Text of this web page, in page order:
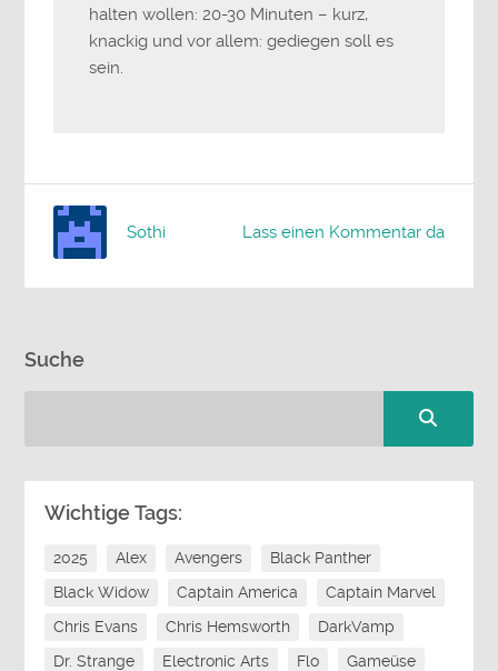
halten wollen: 20-30 Minuten – kurz,
knackig und vor allem: gediegen soll es
sein.
Lass einen Kommentar da
Sothi
Suche
Wichtige Tags:
2025 Alex Avengers
Black Panther
Black Widow
Captain America
Captain Marvel
Chris Evans
Chris Hemsworth
DarkVamp
Dr. Strange
Electronic Arts Flo
Gameüse